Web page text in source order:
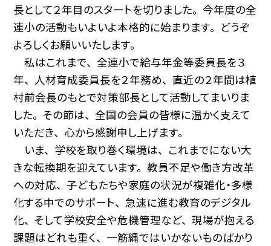
長として２年目のスタートを切りました。 今年度の全
連小の活動もいよいよ本格的に始まります。 どうぞ
よろしくお願いいたします。
私はこれまで、 全連小で給与年金等委員長を３
年、 人材育成委員長を２年務め、 直近の２年間は植
村前会長のもとで対策部長として活動してまいりま
した。 その節は、 全国の会員の皆様に温かく支えて
いただき、 心から感謝申し上げます。
いま、 学校を取り巻く環境は、 これまでにない大
きな転換期を迎えています。 教員不足や働き方改革
への対応、 子どもたちや家庭の状況が複雑化・多様
化する中でのサポート、 急速に進む教育のデジタル
化、 そして学校安全や危機管理など、 現場が抱える
課題はどれも重く、 一筋縄ではいかないものばかり